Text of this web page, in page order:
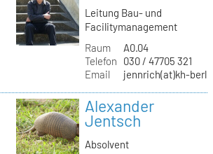
Leitung Bau- und
Facilitymanagement
Raum
A0.04
Telefon
030 / 47705 321
Email
jennrich(at)kh-
Alexander
Jentsch
Absolvent